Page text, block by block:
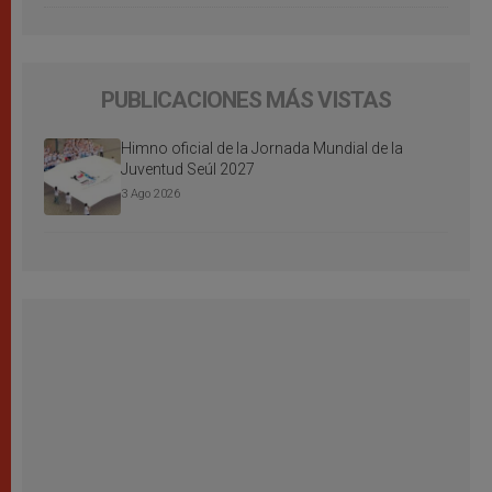
PUBLICACIONES MÁS VISTAS
Himno oficial de la Jornada Mundial de la
Juventud Seúl 2027
3 Ago 2026